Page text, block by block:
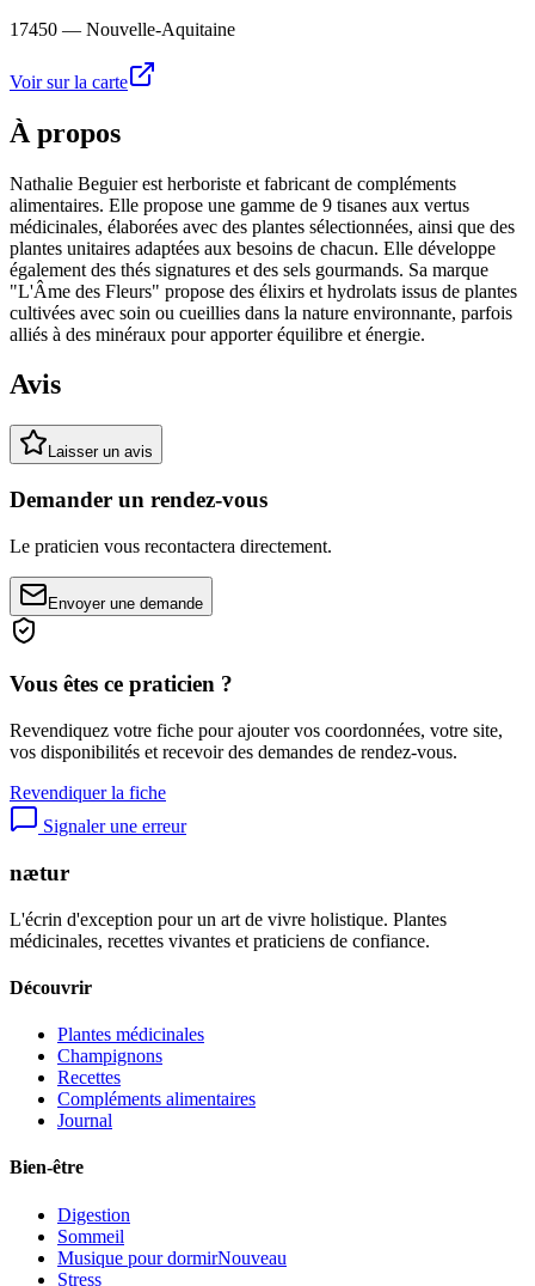
17450 — Nouvelle-Aquitaine
Voir sur la carte
À propos
Nathalie Beguier est herboriste et fabricant de compléments
alimentaires. Elle propose une gamme de 9 tisanes aux vertus
médicinales, élaborées avec des plantes sélectionnées, ainsi que des
plantes unitaires adaptées aux besoins de chacun. Elle développe
également des thés signatures et des sels gourmands. Sa marque
"L'Âme des Fleurs" propose des élixirs et hydrolats issus de plantes
cultivées avec soin ou cueillies dans la nature environnante, parfois
alliés à des minéraux pour apporter équilibre et énergie.
Avis
Laisser un avis
Demander un rendez-vous
Le praticien vous recontactera directement.
Envoyer une demande
Vous êtes ce praticien ?
Revendiquez votre fiche pour ajouter vos coordonnées, votre site,
vos disponibilités et recevoir des demandes de rendez-vous.
Revendiquer la fiche
Signaler une erreur
nætur
L'écrin d'exception pour un art de vivre holistique. Plantes
médicinales, recettes vivantes et praticiens de confiance.
Découvrir
Plantes médicinales
Champignons
Recettes
Compléments alimentaires
Journal
Bien-être
Digestion
Sommeil
Musique pour dormirNouveau
Stress